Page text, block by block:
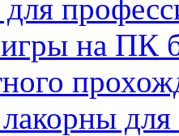
на ПК
для